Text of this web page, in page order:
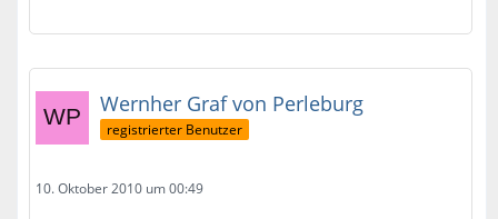
Wernher Graf von Perleburg
registrierter Benutzer
10. Oktober 2010 um 00:49